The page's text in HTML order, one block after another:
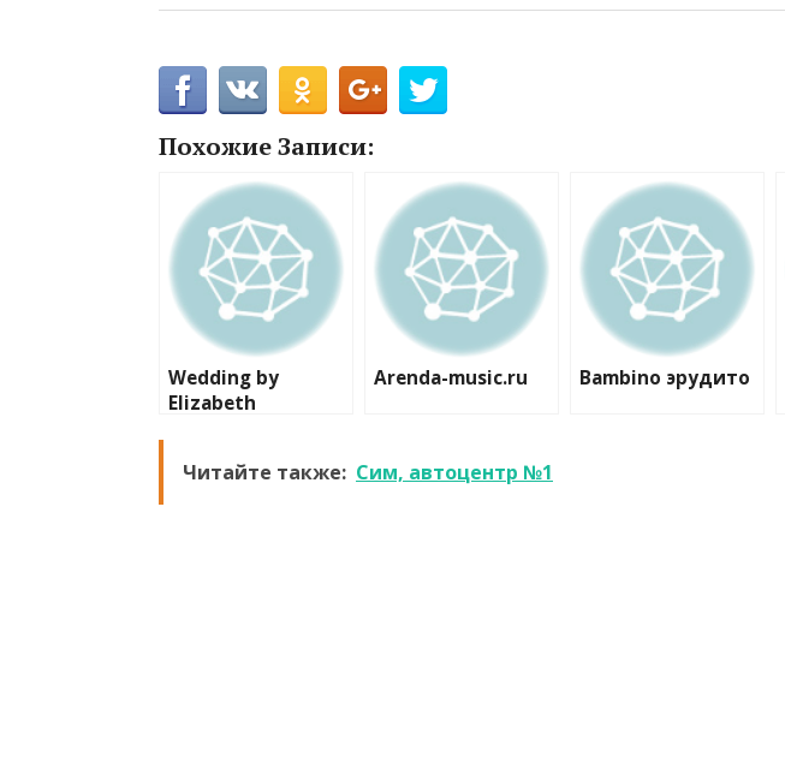
Похожие Записи:
Wedding by
Elizabeth
Arenda-music.ru Bambino эрудито
Читайте также: Сим, автоцентр №1